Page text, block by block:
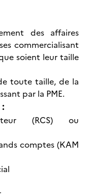
des affaires
commercialisant
soient leur taille
toute taille, de la
par la PME.
(RCS) ou
comptes (KAM